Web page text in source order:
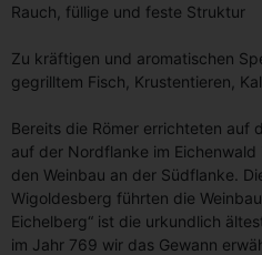
Rauch, füllige und feste Struktur
Zu kräftigen und aromatischen
gegrilltem Fisch, Krustentieren,
Bereits die Römer errichteten auf
auf der Nordflanke im
den Weinbau an der Südflanke.
Wigoldesberg führten die
Eichelberg“ ist die urkundlich
im Jahr 769 wir das Gewann